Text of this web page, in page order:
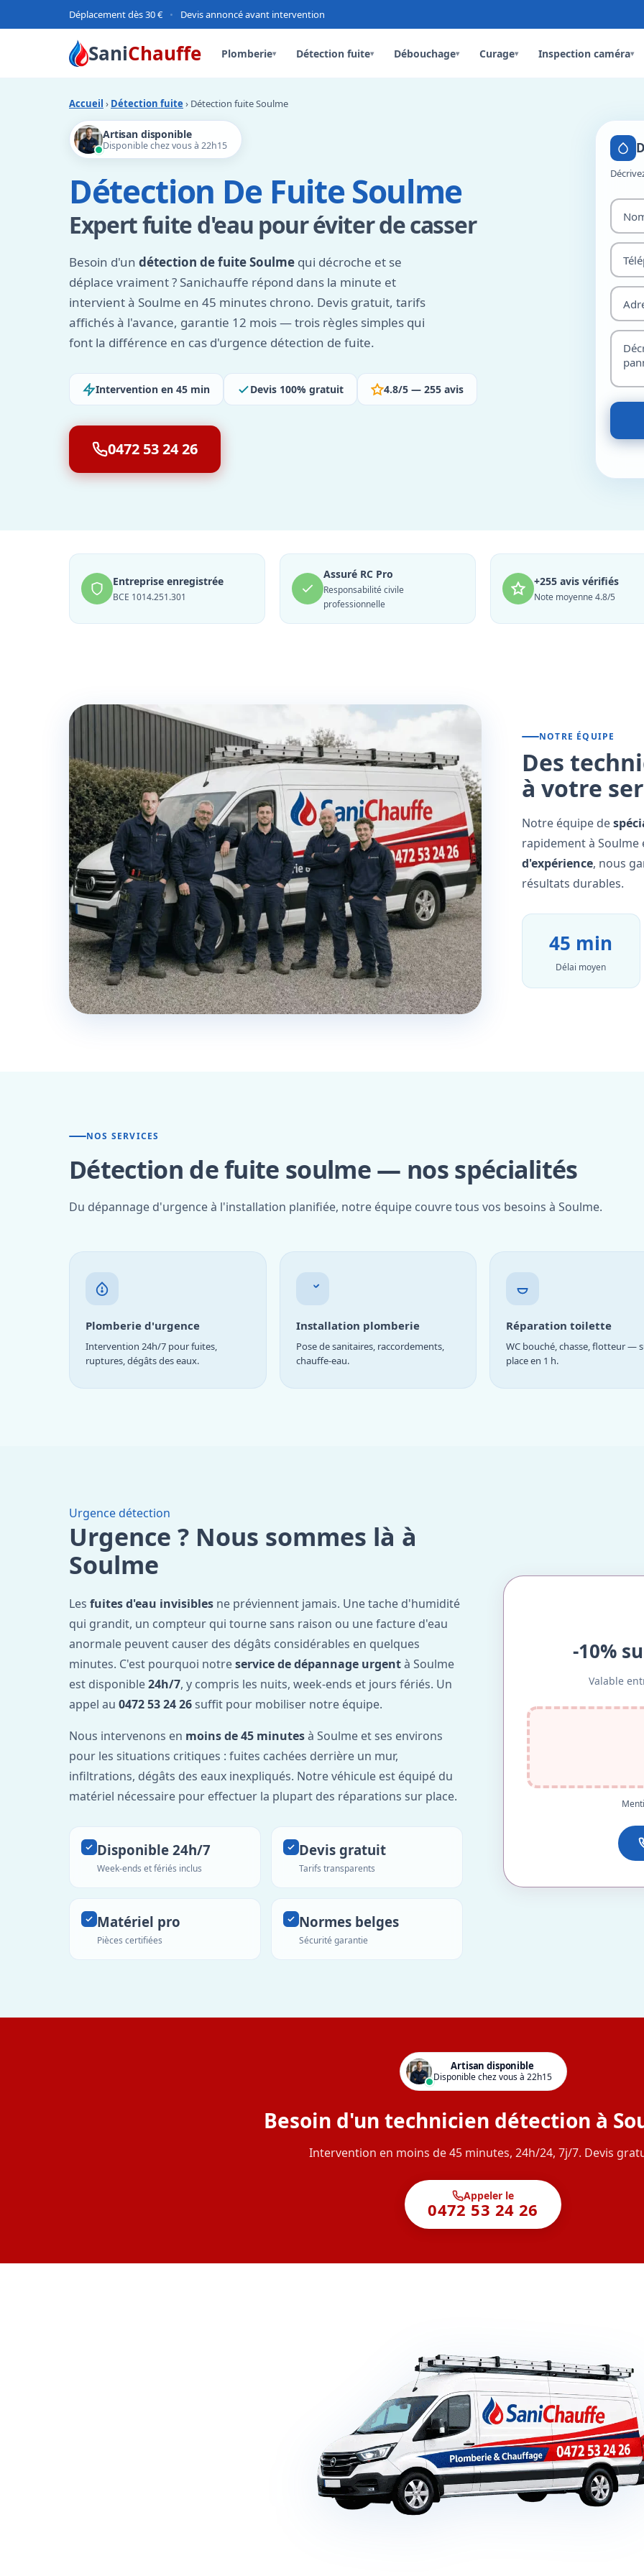
Déplacement dès 30 € • Devis annoncé avant intervention
SaniChauffe Plomberie▾ Détection fuite▾ Débouchage▾ Curage▾ Inspection caméra▾
Accueil › Détection fuite › Détection fuite Soulme
Artisan disponible
Disponible chez vous à 22h15
Détection De Fuite Soulme
Expert fuite d'eau pour éviter de casser
Besoin d'un détection de fuite Soulme qui décroche et se
déplace vraiment ? Sanichauffe répond dans la minute et
intervient à Soulme en 45 minutes chrono. Devis gratuit, tarifs
affichés à l'avance, garantie 12 mois — trois règles simples qui
font la différence en cas d'urgence détection de fuite.
Intervention en 45 min Devis 100% gratuit 4.8/5 — 255 avis
0472 53 24 26
Entreprise enregistrée
BCE 1014.251.301
Assuré RC Pro
Responsabilité civile
professionnelle
+255 avis vérifiés
Note moyenne 4.8/5
NOTRE ÉQUIPE
Des
à votre
Notre équipe de
rapidement à Soulme
d'expérience, nous
résultats durables.
45 min
Délai moyen
NOS SERVICES
Détection de fuite soulme — nos spécialités
Du dépannage d'urgence à l'installation planifiée, notre équipe couvre tous vos besoins à Soulme.
Plomberie d'urgence
Intervention 24h/7 pour fuites,
ruptures, dégâts des eaux.
Installation plomberie
Pose de sanitaires, raccordements,
chauffe-eau.
Réparation toilette
WC bouché, chasse, flotteur —
place en 1 h.
Urgence détection
Urgence ? Nous sommes là à
Soulme
Les fuites d'eau invisibles ne préviennent jamais. Une tache d'humidité
qui grandit, un compteur qui tourne sans raison ou une facture d'eau
anormale peuvent causer des dégâts considérables en quelques
minutes. C'est pourquoi notreservice de dépannage urgentà Soulme
est disponible24h/7, y compris les nuits, week-ends et jours fériés. Un
appel au 0472 53 24 26suffit pour mobiliser notre équipe.
Nous intervenons en moins de 45 minutesà Soulme et ses environs
pour les situations critiques : fuites cachées derrière un mur,
infiltrations, dégâts des eaux inexpliqués. Notre véhicule est équipé du
matériel nécessaire pour effectuer la plupart des réparations sur place.
Disponible 24h/7
Week-ends et fériés inclus
Devis gratuit
Tarifs transparents
Matériel pro
Pièces certifiées
Normes belges
Sécurité garantie
-10%
Valable
Artisan disponible
Disponible chez vous à 22h15
Besoin d'un technicien détection à
Intervention en moins de 45 minutes, 24h/24, 7j/7. Devis
Appeler le
0472 53 24 26